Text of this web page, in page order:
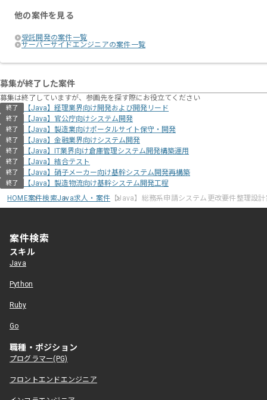
他の案件を見る
受託開発の案件一覧
サーバーサイドエンジニアの案件一覧
募集が終了した案件
募集は終了していますが、参画先を探す際にお役立てください
終了 【Java】経理業界向け開発および開発リード
終了 【Java】官公庁向けシステム開発
終了 【Java】製造業向けポータルサイト保守・開発
終了 【Java】金融業界向けシステム開発
終了 【Java】IT業界向け倉庫管理システム開発構築運用
終了 【Java】結合テスト
終了 【Java】硝子メーカー向け基幹システム開発再構築
終了
【Java】製造物流向け基幹システム開発工程
HOME案件検索Java求人・案件 【Java】総務系申請システム更改要件整理設
案件検索
スキル
Java
Python
Ruby
Go
職種・ポジション
プログラマー(PG)
フロントエンドエンジニア